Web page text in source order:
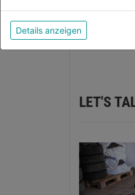
LET'S
Details anzeigen